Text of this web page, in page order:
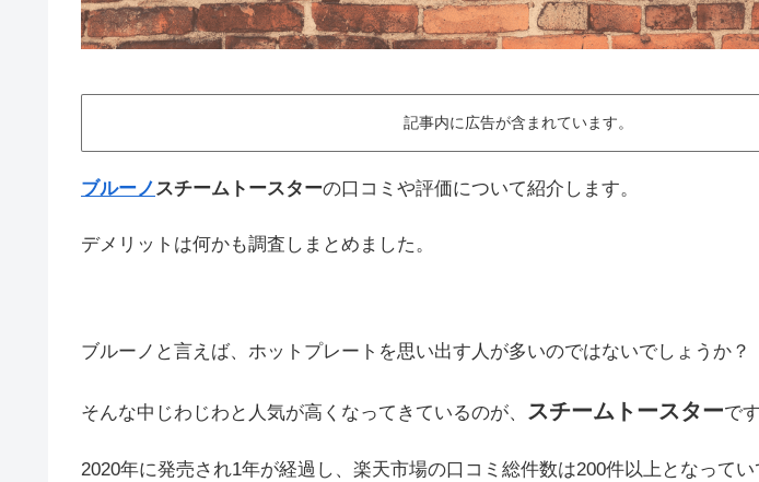
記事内に広告が含まれています。
ブルーノスチームトースターの口コミや評価について紹介します。
デメリットは何かも調査しまとめました。
ブルーノと言えば、ホットプレートを思い出す人が多いのではないでしょうか？
そんな中じわじわと人気が高くなってきているのが、 スチームトースターです
2020年に発売され1年が経過し、楽天市場の口コミ総件数は200件以上となってい